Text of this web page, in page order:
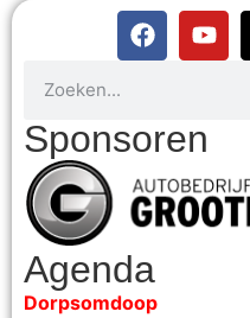
Sponsoren
Agenda
Dorpsomdoop